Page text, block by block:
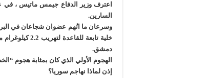
السارين.
وسرعان ما اتُهم عضوان شجاعان في
خلية تابعة
دمشق.
الهجوم الأولي الذي كان بمثابة هجوم
إذن لماذا نهاجم سوريا؟